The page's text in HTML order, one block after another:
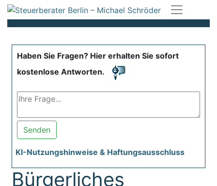
Haben Sie Fragen? Hier erhalten Sie sofort
kostenlose Antworten.
Senden
KI-Nutzungshinweise & Haftungsausschluss
Bürgerliches